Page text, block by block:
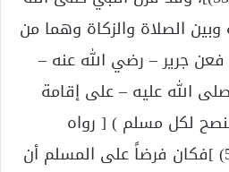
الصلاة والزكاة وهما من
جرير – رضي الله عنه –
الله عليه – على إقامة
لكل مسلم ) [ رواه
البخاري (57) ومسلم (56) ]فكان فرضاً على المسلم أن